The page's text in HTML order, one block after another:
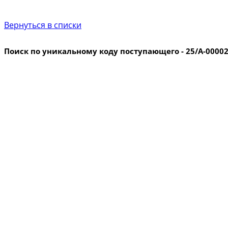
Вернуться в списки
Поиск по уникальному коду поступающего - 25/А-00002